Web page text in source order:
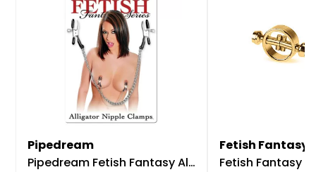
Pipedream
Pipedream Fetish Fantasy Alligator Nipple Clamps
Fetish Fantasy
Fetish Fantasy Series